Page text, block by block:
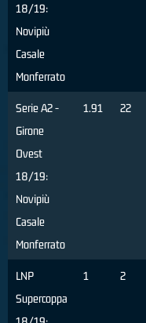
18/19:
Novipiù
Casale
Monferrato
Serie A2 -
Girone
Ovest
18/19:
Novipiù
Casale
Monferrato
1.91 22
LNP
Supercoppa
1 2